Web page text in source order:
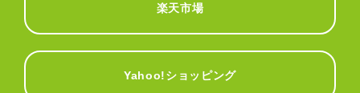
楽天市場
Yahoo!ショッピング